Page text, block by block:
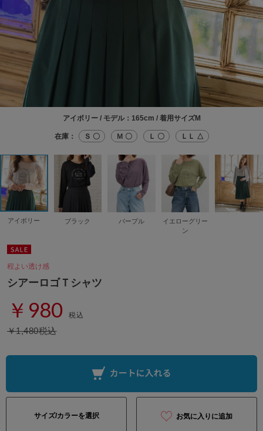
アイボリー / モデル：165cm / 着用サイズM
在庫： Ｓ 〇 Ｍ 〇 Ｌ 〇 ＬＬ △
アイボリー ブラック パープル
イエローグリー
ン
程よい透け感
シアーロゴＴシャツ
￥980 税込
￥1,480税込
サイズ/カラーを選択 お気に入りに追加